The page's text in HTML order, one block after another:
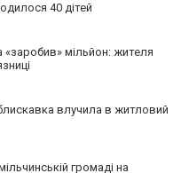
40 дітей
«заробив» мільйон: жителя
влучила в житловий
громаді на